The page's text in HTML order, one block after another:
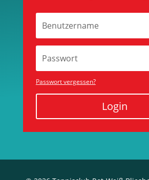
Passwort vergessen?
Login